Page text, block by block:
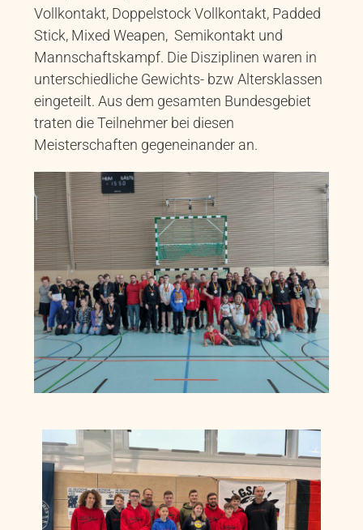
Vollkontakt, Doppelstock Vollkontakt, Padded
Stick, Mixed Weapen, Semikontakt und
Mannschaftskampf. Die Disziplinen waren in
unterschiedliche Gewichts- bzw Altersklassen
eingeteilt. Aus dem gesamten Bundesgebiet
traten die Teilnehmer bei diesen
Meisterschaften gegeneinander an.